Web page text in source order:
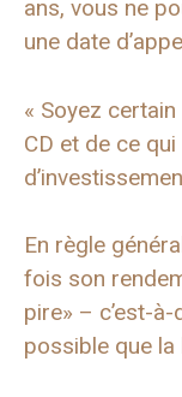
ans, vous ne
une date
« Soyez
CD et de ce
En règle
fois son
pire» – c’est-
possible que la